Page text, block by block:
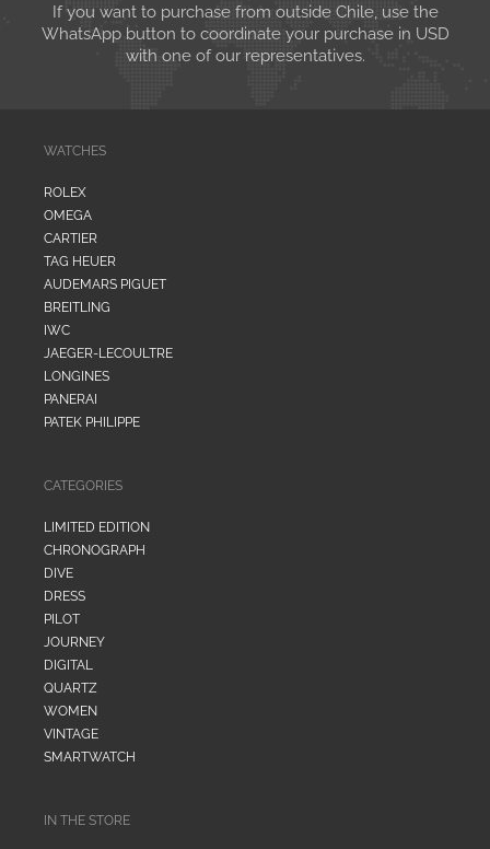
If you want to purchase from outside Chile, use the
WhatsApp button to coordinate your purchase in USD
with one of our representatives.
WATCHES
ROLEX
OMEGA
CARTIER
TAG HEUER
AUDEMARS PIGUET
BREITLING
IWC
JAEGER-LECOULTRE
LONGINES
PANERAI
PATEK PHILIPPE
CATEGORIES
LIMITED EDITION
CHRONOGRAPH
DIVE
DRESS
PILOT
JOURNEY
DIGITAL
QUARTZ
WOMEN
VINTAGE
SMARTWATCH
IN THE STORE